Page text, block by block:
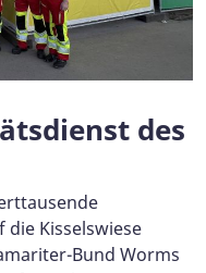
des
die Kisselswiese
Bund Worms